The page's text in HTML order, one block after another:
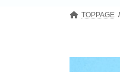
TOPPAGE